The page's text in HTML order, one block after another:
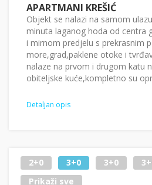
APARTMANI KREŠIĆ
Objekt se nalazi na samom
minuta laganog hoda od centra
i mirnom predjelu s prekrasnim
more,grad,paklene otoke i
nalaze na prvom i drugom katu
obiteljske kuće,kompletno su
Detaljan opis
2+0 3+0 3+0
Prikaži sve